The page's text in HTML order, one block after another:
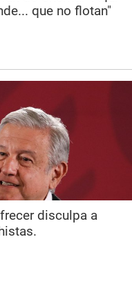
que no flotan"
disculpa a